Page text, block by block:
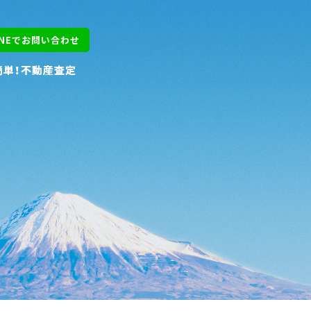
でお問い合わせ
単！不動産査定
でお問い合わせ
単！不動産査定